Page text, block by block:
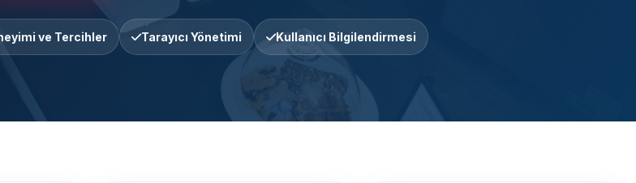
ve Tercihler Tarayıcı Yönetimi Kullanıcı Bilgilendirmesi